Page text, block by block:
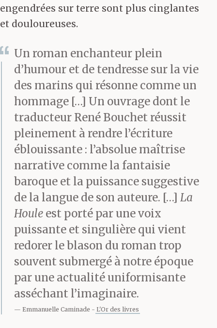
engendrées sur terre sont plus cinglantes
et douloureuses.
Un roman enchanteur plein
d’humour et de tendresse sur la vie
des marins qui résonne comme un
hommage […] Un ouvrage dont le
traducteur René Bouchet réussit
pleinement à rendre l’écriture
éblouissante : l’absolue maîtrise
narrative comme la fantaisie
baroque et la puissance suggestive
de la langue de son auteure. […] La
Houle est porté par une voix
puissante et singulière qui vient
redorer le blason du roman trop
souvent submergé à notre époque
par une actualité uniformisante
asséchant l’imaginaire.
Emmanuelle Caminade L'Or des livres